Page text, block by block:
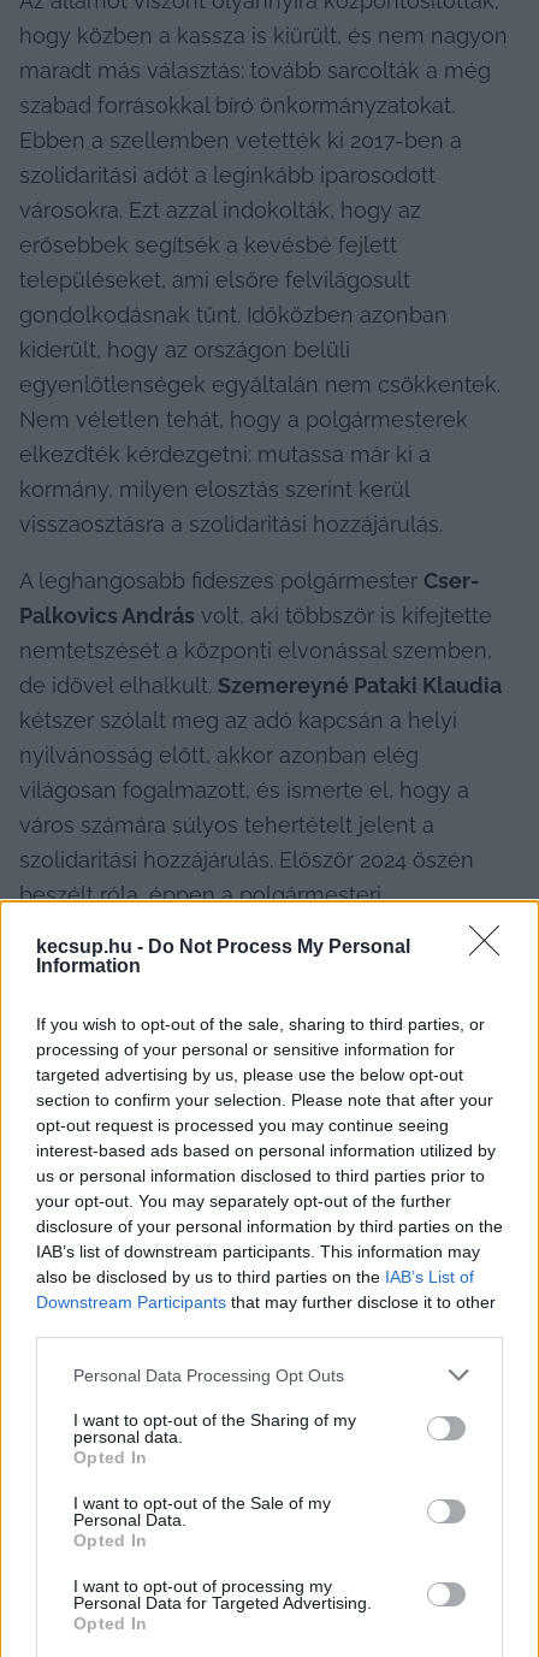
kecsup.hu - Do Not Process My Personal
Information
If you wish to opt-out of the sale, sharing to third parties, or
processing of your personal or sensitive information for
targeted advertising by us, please use the below opt-out
section to confirm your selection. Please note that after your
opt-out request is processed you may continue seeing
interest-based ads based on personal information utilized by
us or personal information disclosed to third parties prior to
your opt-out. You may separately opt-out of the further
disclosure of your personal information by third parties on the
IAB’s list of downstream participants. This information may
also be disclosed by us to third parties on the IAB’s List of
Downstream Participants that may further disclose it to other
Please note that this website/app uses one or more Google
not limited to your visit or usage behaviour. You may click to
grant or deny consent to Google and its third-party tags to
use your data for below specified purposes in below Google
consent section.
Personal Data Processing Opt Outs
I want to opt-out of the Sharing of my
personal data.
Opted In
I want to opt-out of the Sale of my
Personal Data.
Opted In
I want to opt-out of processing my
Personal Data for Targeted Advertising.
Opted In
hogy közben a kassza is kiürült, és nem nagyon
maradt más választás: tovább sarcolták a még
szabad forrásokkal bíró önkormányzatokat.
Ebben a szellemben vetették ki 2017-ben a
szolidaritási adót a leginkább iparosodott
városokra. Ezt azzal indokolták, hogy az
erősebbek segítsék a kevésbé fejlett
településeket, ami elsőre felvilágosult
gondolkodásnak tűnt. Időközben azonban
kiderült, hogy az országon belüli
egyenlőtlenségek egyáltalán nem csökkentek.
Nem véletlen tehát, hogy a polgármesterek
elkezdték kérdezgetni: mutassa már ki a
kormány, milyen elosztás szerint kerül
visszaosztásra a szolidaritási hozzájárulás.
A leghangosabb fideszes polgármester Cser-
Palkovics András volt, aki többször is kifejtette
nemtetszését a központi elvonással szemben,
de idővel elhalkult. Szemereyné Pataki Klaudia
kétszer szólalt meg az adó kapcsán a helyi
nyilvánosság előtt, akkor azonban elég
világosan fogalmazott, és ismerte el, hogy a
város számára súlyos tehertételt jelent a
szolidaritási hozzájárulás. Először 2024 őszén
beszélt róla, éppen a polgármesteri
azt mondta
Lassan nem sok döntési kompetenciánk marad itt
Másodszor 2025 végén került szóba az ügy,
amikor a közgyűlés arról döntött, hogy fejlesztési
hitelt kell felvennie a városnak a beruházások
érdekében. Ekkor Szemereyné így fogalmazott
Kétségtelen, ha nem kellene befizetni az államnak
a szolidaritási hozzájárulást, akkor most nem lenne
szükségünk a hitelre .” Az 5,7 milliárd forintos
hitelből egyébként – amelynek felvétele már
folyamatban van – utakat, járdákat,
kerékpárutakat, parkolókat, a futballstadion
önkormányzat.